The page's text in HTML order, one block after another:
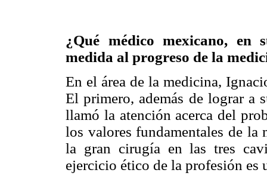
¿Qué médico mexicano,
medida al progreso de la
En el área de la medicina,
El primero, además de lograr a
llamó la atención acerca del
los valores fundamentales de
la gran cirugía en las tres
ejercicio ético de la profesión es